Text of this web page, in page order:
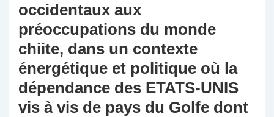
occidentaux aux
préoccupations du monde
chiite, dans un contexte
énergétique et politique où la
dépendance des ETATS-UNIS
vis à vis de pays du Golfe dont